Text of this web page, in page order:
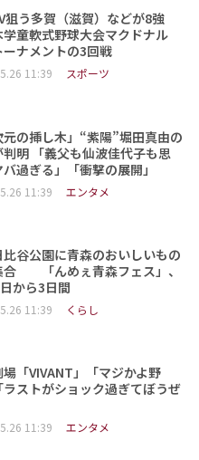
狙う多賀（滋賀）などが8強
童軟式野球大会マクドナル
ーナメントの3回戦
11:39 スポーツ
元の挿し木」“紫陽”堀田真由の
判明 「義父も仙波佳代子も思
過ぎる」「衝撃の展開」
11:39 エンタメ
谷公園に青森のおいしいもの
合 「んめぇ青森フェス」、
から3日間
11:39 くらし
場「VIVANT」「マジかよ野
ストがショック過ぎてぼうぜ
11:39 エンタメ